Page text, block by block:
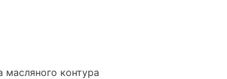
масляного контура